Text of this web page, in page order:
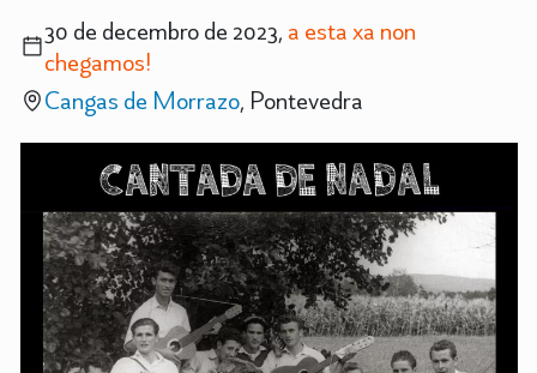
30 de decembro de 2023, a esta xa non
chegamos!
Cangas de Morrazo, Pontevedra